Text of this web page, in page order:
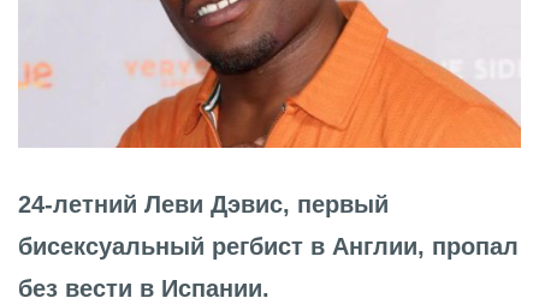
24-летний Леви Дэвис, первый
бисексуальный регбист в Англии, пропал
без вести в Испании.